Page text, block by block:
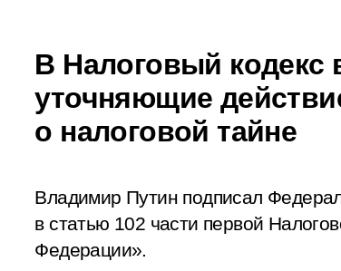
В Налоговый кодекс
уточняющие
о налоговой тайне
Владимир Путин подписал
в статью 102 части первой
Федерации».